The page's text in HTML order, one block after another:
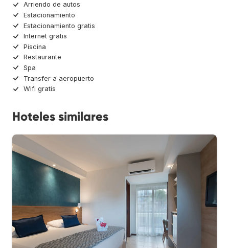
Arriendo de autos
Estacionamiento
Estacionamiento gratis
Internet gratis
Piscina
Restaurante
Spa
Transfer a aeropuerto
Wifi gratis
Hoteles similares